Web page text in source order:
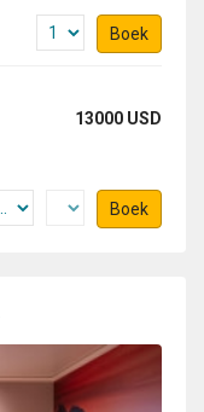
Boek
13000 USD
Boek